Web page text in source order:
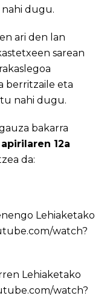
dugu.
ari den lan
sarean
berritzaile eta
nahi dugu.
bakarra
12a
da:
Lehiaketako
watch?
Lehiaketako
watch?